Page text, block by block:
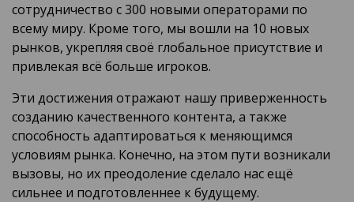
сотрудничество с 300 новыми операторами по
всему миру. Кроме того, мы вошли на 10 новых
рынков, укрепляя своё глобальное присутствие и
привлекая всё больше игроков.
Эти достижения отражают нашу приверженность
созданию качественного контента, а также
способность адаптироваться к меняющимся
условиям рынка. Конечно, на этом пути возникали
вызовы, но их преодоление сделало нас ещё
сильнее и подготовленнее к будущему.